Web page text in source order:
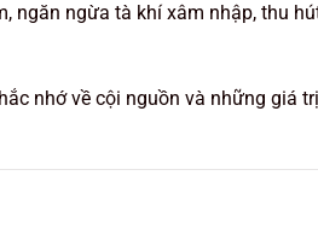
ngăn ngừa tà khí xâm nhập, thu
nhớ về cội nguồn và những giá trị